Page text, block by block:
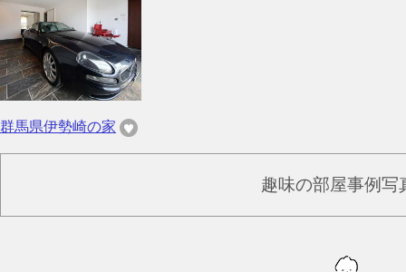
群馬県伊勢崎の家
趣味の部屋事例写